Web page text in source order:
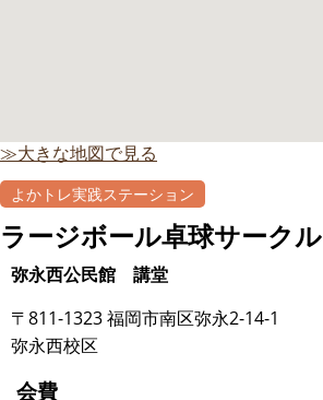
≫大きな地図で見る
よかトレ実践ステーション
ラージボール卓球サークル
弥永西公民館 講堂
〒811-1323 福岡市南区弥永2-14-1
弥永西校区
会費